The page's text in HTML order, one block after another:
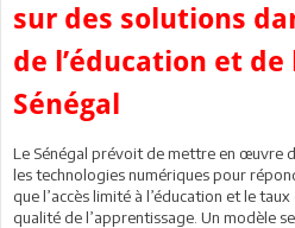
sur des solutions
de l’éducation et de
Sénégal
Le Sénégal prévoit de mettre en œuvre
les technologies numériques pour
que l’accès limité à l’éducation et le
qualité de l’apprentissage. Un modèle